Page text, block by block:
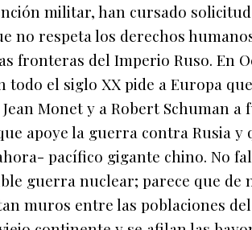
militar, han cursado solicitud
no respeta los derechos
fronteras del Imperio Ruso. En
todo el siglo XX pide a Europa
Monet y a Robert Schuman
apoye la guerra contra Rusia
pacífico gigante chino. No
guerra nuclear; parece que de
muros entre las poblaciones